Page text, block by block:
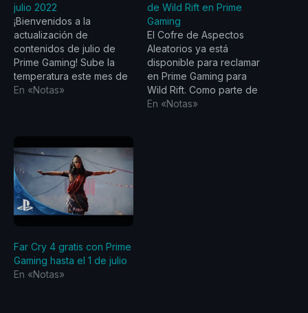
julio 2022
¡Bienvenidos a la
actualización de
contenidos de julio de
Prime Gaming! Sube la
temperatura este mes de
julio con la selección de
Gaming. Prime Gaming
está encantado de
ofrecer a sus
miembros más de 30
juegos gratuitos como
parte del Prime Day de…
En «Notas»
de Wild Rift en Prime
Gaming
El Cofre de Aspectos
Aleatorios ya está
disponible para reclamar
en Prime Gaming para
Wild Rift. Como parte de
su acuerdo con Amazon
En «Notas»
Far Cry 4 gratis con Prime
Gaming hasta el 1 de julio
En «Notas»